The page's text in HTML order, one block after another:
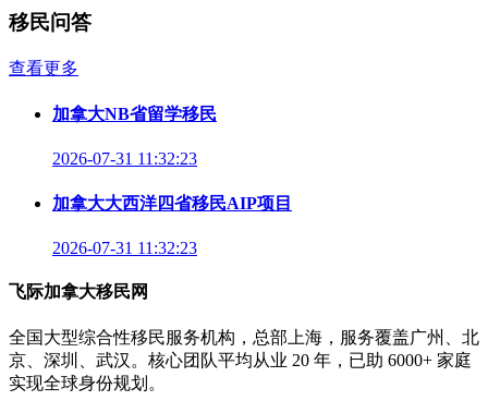
移民问答
查看更多
加拿大NB省留学移民
2026-07-31 11:32:23
加拿大大西洋四省移民AIP项目
2026-07-31 11:32:23
飞际加拿大移民网
全国大型综合性移民服务机构，总部上海，服务覆盖广州、北
京、深圳、武汉。核心团队平均从业 20 年，已助 6000+ 家庭
实现全球身份规划。